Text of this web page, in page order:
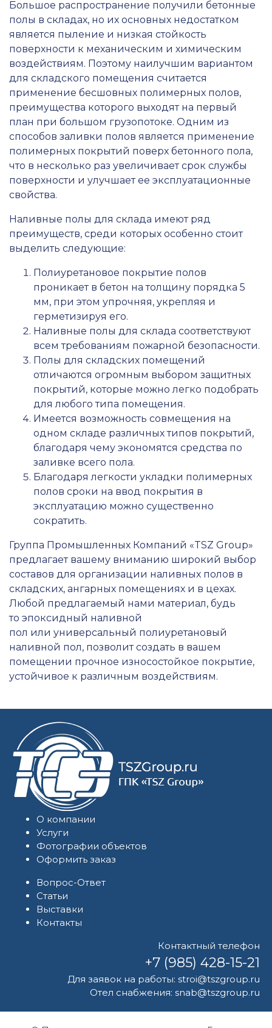
Большое распространение получили бетонные
полы в складах, но их основных недостатком
является пыление и низкая стойкость
поверхности к механическим и химическим
воздействиям. Поэтому наилучшим вариантом
для складского помещения считается
применение бесшовных полимерных полов,
преимущества которого выходят на первый
план при большом грузопотоке. Одним из
способов заливки полов является применение
полимерных покрытий поверх бетонного пола,
что в несколько раз увеличивает срок службы
поверхности и улучшает ее эксплуатационные
свойства.
Наливные полы для склада имеют ряд
преимуществ, среди которых особенно стоит
выделить следующие:
Полиуретановое покрытие полов
проникает в бетон на толщину порядка 5
мм, при этом упрочняя, укрепляя и
герметизируя его.
Наливные полы для склада соответствуют
всем требованиям пожарной безопасности.
Полы для складских помещений
отличаются огромным выбором защитных
покрытий, которые можно легко подобрать
для любого типа помещения.
Имеется возможность совмещения на
одном складе различных типов покрытий,
благодаря чему экономятся средства по
заливке всего пола.
Благодаря легкости укладки полимерных
полов сроки на ввод покрытия в
эксплуатацию можно существенно
сократить.
Группа Промышленных Компаний «TSZ Group»
предлагает вашему вниманию широкий выбор
составов для организации наливных полов в
складских, ангарных помещениях и в цехах.
Любой предлагаемый нами материал, будь
то эпоксидный наливной
пол или универсальный полиуретановый
наливной пол, позволит создать в вашем
помещении прочное износостойкое покрытие,
устойчивое к различным воздействиям.
О компании
Услуги
Фотографии объектов
Оформить заказ
Вопрос-Ответ
Статьи
Выставки
Контакты
Контактный телефон
+7 (985) 428-15-21
Для заявок на работы: stroi@tszgroup.ru
Отел снабжения: snab@tszgroup.ru